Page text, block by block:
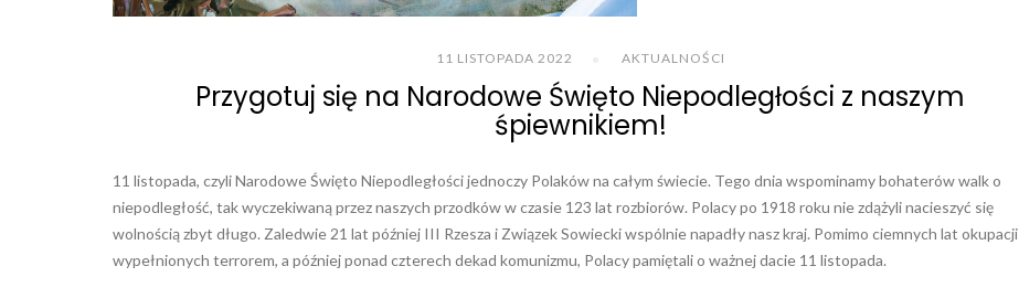
11 LISTOPADA 2022 AKTUALNOŚCI
Przygotuj się na Narodowe Święto Niepodległości z naszym
śpiewnikiem!
11 listopada, czyli Narodowe Święto Niepodległości jednoczy Polaków na całym świecie. Tego dnia wspominamy bohaterów walk o
niepodległość, tak wyczekiwaną przez naszych przodków w czasie 123 lat rozbiorów. Polacy po 1918 roku nie zdążyli nacieszyć się
wolnością zbyt długo. Zaledwie 21 lat później III Rzesza i Związek Sowiecki wspólnie napadły nasz kraj. Pomimo ciemnych lat okupacji
wypełnionych terrorem, a później ponad czterech dekad komunizmu, Polacy pamiętali o ważnej dacie 11 listopada.